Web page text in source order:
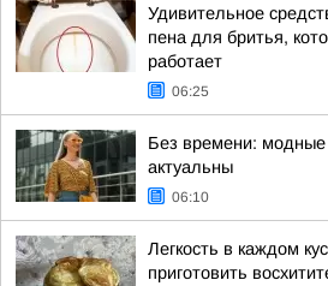
Удивительное
пена для бритья,
работает
06:25
Без времени: модные
актуальны
06:10
Легкость в каждом
приготовить